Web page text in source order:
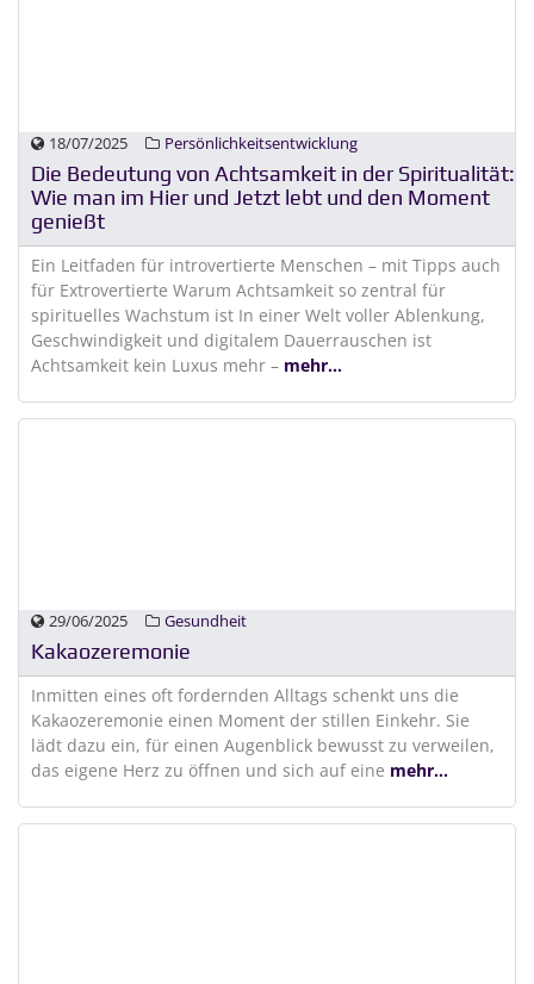
18/07/2025 Persönlichkeitsentwicklung
Die Bedeutung von Achtsamkeit in der Spiritualität:
Wie man im Hier und Jetzt lebt und den Moment
genießt
Ein Leitfaden für introvertierte Menschen – mit Tipps auch
für Extrovertierte Warum Achtsamkeit so zentral für
spirituelles Wachstum ist In einer Welt voller Ablenkung,
Geschwindigkeit und digitalem Dauerrauschen ist
Achtsamkeit kein Luxus mehr – mehr...
29/06/2025 Gesundheit
Kakaozeremonie
Inmitten eines oft fordernden Alltags schenkt uns die
Kakaozeremonie einen Moment der stillen Einkehr. Sie
lädt dazu ein, für einen Augenblick bewusst zu verweilen,
das eigene Herz zu öffnen und sich auf eine mehr...